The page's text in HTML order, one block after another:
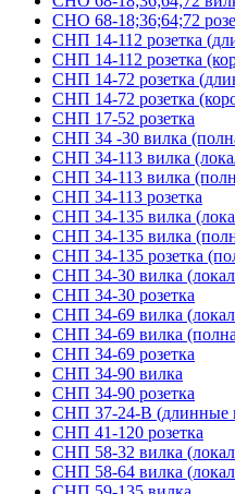
СНО 68-18;36;64;72
СНП 14-112 розетка
СНП 14-112 розетка
СНП 14-72 розетка
СНП 14-72 розетка
СНП 17-52 розетка
СНП 34 -30 вилка
СНП 34-113 вилка
СНП 34-113 вилка
СНП 34-113 розетка
СНП 34-135 вилка
СНП 34-135 вилка
СНП 34-135 розетка
СНП 34-30 вилка
СНП 34-30 розетка
СНП 34-69 вилка
СНП 34-69 вилка
СНП 34-69 розетка
СНП 34-90 вилка
СНП 34-90 розетка
СНП 37-24-В (длинные
СНП 41-120 розетка
СНП 58-32 вилка
СНП 58-64 вилка